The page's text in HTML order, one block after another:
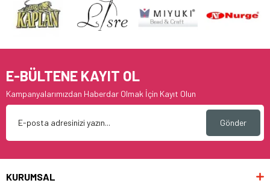
E-BÜLTENE KAYIT OL
Kampanyalarımızdan Haberdar Olmak İçin Kayıt Olun
Gönder
KURUMSAL